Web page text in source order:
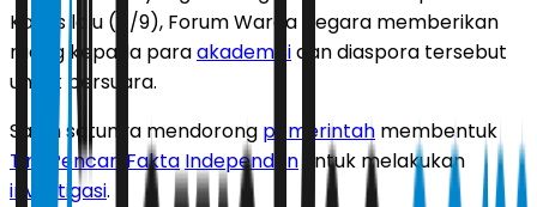
Kamis lalu (4/9), Forum Warga Negara memberikan
ruang kepada paraakademisidan diaspora tersebut
untuk bersuara.
Salah satunya mendorong pemerintah membentuk
Tim Pencari Fakta Independenuntuk melakukan
investigasi.